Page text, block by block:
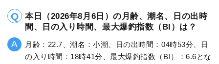
本日（2026年8月6日）の月齢、潮名、日の出時
間、日の入り時間、最大爆釣指数（BI）は？
月齢：22.7、潮名：小潮、日の出時間：04時53分、日
の入り時間：18時41分、最大爆釣指数（BI）：6.6とな